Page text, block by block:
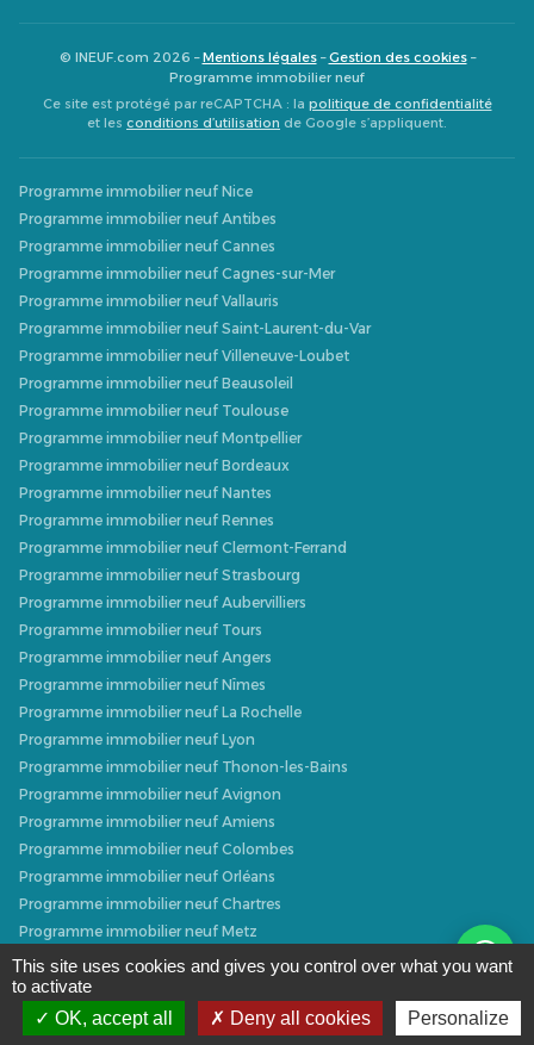
© INEUF.com 2026 –Mentions légales–Gestion des cookies–
Programme immobilier neuf
Ce site est protégé par reCAPTCHA : la politique de confidentialité
et les conditions d’utilisation de Google s’appliquent.
Programme immobilier neuf Nice
Programme immobilier neuf Antibes
Programme immobilier neuf Cannes
Programme immobilier neuf Cagnes-sur-Mer
Programme immobilier neuf Vallauris
Programme immobilier neuf Saint-Laurent-du-Var
Programme immobilier neuf Villeneuve-Loubet
Programme immobilier neuf Beausoleil
Programme immobilier neuf Toulouse
Programme immobilier neuf Montpellier
Programme immobilier neuf Bordeaux
Programme immobilier neuf Nantes
Programme immobilier neuf Rennes
Programme immobilier neuf Clermont-Ferrand
Programme immobilier neuf Strasbourg
Programme immobilier neuf Aubervilliers
Programme immobilier neuf Tours
Programme immobilier neuf Angers
Programme immobilier neuf Nîmes
Programme immobilier neuf La Rochelle
Programme immobilier neuf Lyon
Programme immobilier neuf Thonon-les-Bains
Programme immobilier neuf Avignon
Programme immobilier neuf Amiens
Programme immobilier neuf Colombes
Programme immobilier neuf Orléans
Programme immobilier neuf Chartres
Programme immobilier neuf Metz
Programme immobilier neuf Caen
Programme immobilier neuf Dijon
Programme immobilier neuf Villeurbanne
Programme immobilier neuf Narbonne
This site uses cookies and gives you control over what you want
to activate
OK, accept all
Deny all cookies
Personalize